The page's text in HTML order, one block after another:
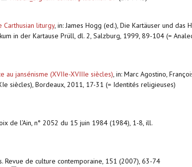
Carthusian liturgy, in: James Hogg (ed.), Die Kartäuser und das
in der Kartause Prüll, dl. 2, Salzburg, 1999, 89-104 (=
au jansénisme (XVIIe-XVIIIe siècles), in: Marc Agostino,
siècles), Bordeaux, 2011, 17-31 (= Identités religieuses)
de l’Ain, n° 2052 du 15 juin 1984 (1984), 1-8, ill.
Revue de culture contemporaine, 151 (2007), 63-74